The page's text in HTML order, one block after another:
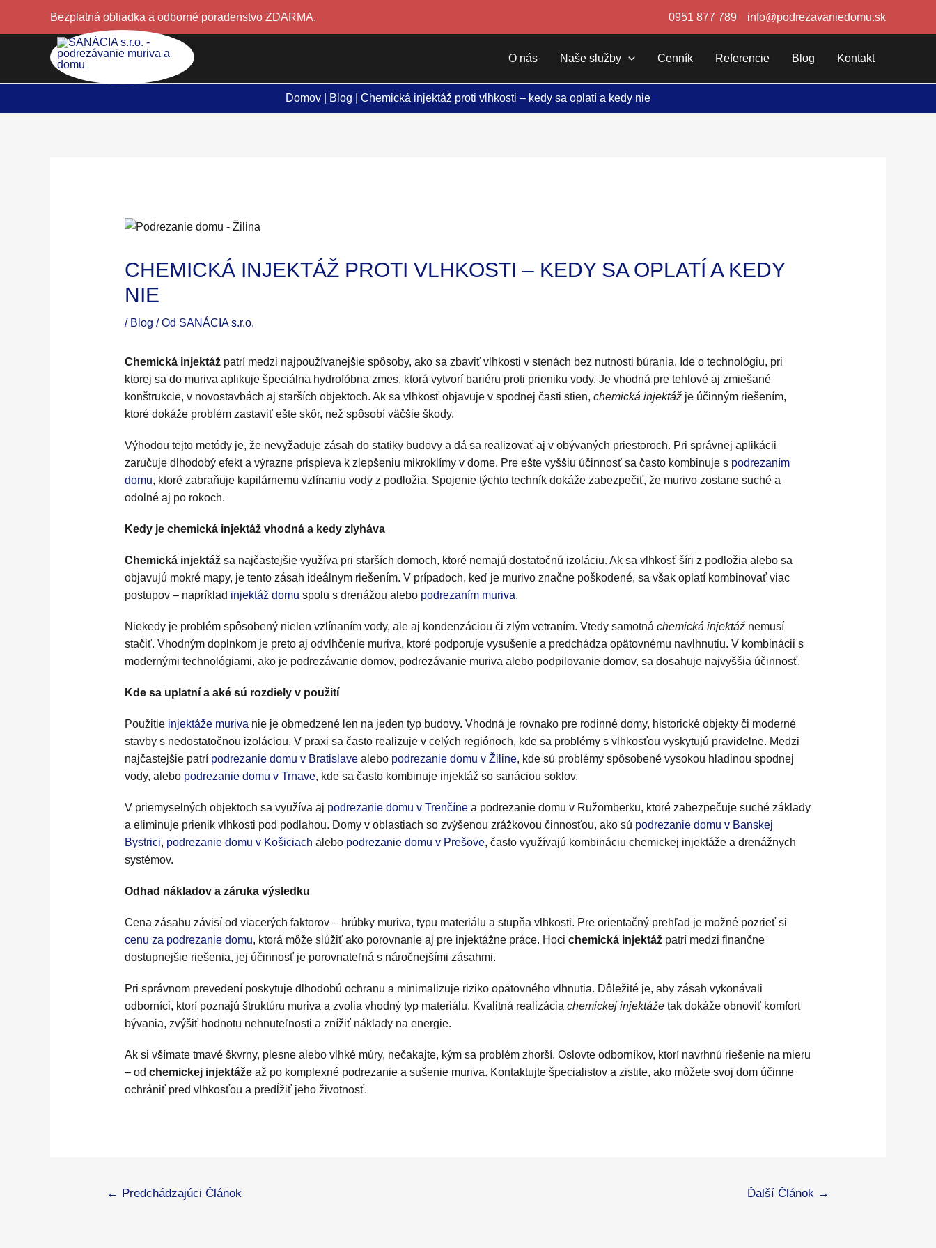
Bezplatná obliadka a odborné poradenstvo ZDARMA. 0951 877 789 info@podrezavaniedomu.sk
O nás Naše služby Cenník Referencie Blog Kontakt
Domov Blog Chemická injektáž proti vlhkosti – kedy sa oplatí a kedy nie
CHEMICKÁ INJEKTÁŽ PROTI VLHKOSTI – KEDY SA OPLATÍ A KEDY
NIE
/ Blog / Od SANÁCIA s.r.o.
Chemická injektážpatrí medzi najpoužívanejšie spôsoby, ako sa zbaviť vlhkosti v stenách bez nutnosti búrania. Ide o technológiu, pri
ktorej sa do muriva aplikuje špeciálna hydrofóbna zmes, ktorá vytvorí bariéru proti prieniku vody. Je vhodná pre tehlové aj zmiešané
konštrukcie, v novostavbách aj starších objektoch. Ak sa vlhkosť objavuje v spodnej časti stien, chemická injektáž je účinným riešením,
ktoré dokáže problém zastaviť ešte skôr, než spôsobí väčšie škody.
Výhodou tejto metódy je, že nevyžaduje zásah do statiky budovy a dá sa realizovať aj v obývaných priestoroch. Pri správnej aplikácii
zaručuje dlhodobý efekt a výrazne prispieva k zlepšeniu mikroklímy v dome. Pre ešte vyššiu účinnosť sa často kombinuje s podrezaním
domu, ktoré zabraňuje kapilárnemu vzlínaniu vody z podložia. Spojenie týchto techník dokáže zabezpečiť, že murivo zostane suché a
odolné aj po rokoch.
Kedy je chemická injektáž vhodná a kedy zlyháva
Chemická injektážsa najčastejšie využíva pri starších domoch, ktoré nemajú dostatočnú izoláciu. Ak sa vlhkosť šíri z podložia alebo sa
objavujú mokré mapy, je tento zásah ideálnym riešením. V prípadoch, keď je murivo značne poškodené, sa však oplatí kombinovať viac
postupov – napríklad injektáž domu spolu s drenážou alebo podrezaním muriva.
Niekedy je problém spôsobený nielen vzlínaním vody, ale aj kondenzáciou či zlým vetraním. Vtedy samotná chemická injektážnemusí
stačiť. Vhodným doplnkom je preto aj odvlhčenie muriva, ktoré podporuje vysušenie a predchádza opätovnému navlhnutiu. V kombinácii s
modernými technológiami, ako je podrezávanie domov, podrezávanie muriva alebo podpilovanie domov, sa dosahuje najvyššia účinnosť.
Kde sa uplatní a aké sú rozdiely v použití
Použitie injektáže muriva nie je obmedzené len na jeden typ budovy. Vhodná je rovnako pre rodinné domy, historické objekty či moderné
stavby s nedostatočnou izoláciou. V praxi sa často realizuje v celých regiónoch, kde sa problémy s vlhkosťou vyskytujú pravidelne. Medzi
najčastejšie patrí podrezanie domu v Bratislavealebo podrezanie domu v Žiline, kde sú problémy spôsobené vysokou hladinou spodnej
vody, alebo podrezanie domu v Trnave, kde sa často kombinuje injektáž so sanáciou soklov.
V priemyselných objektoch sa využíva aj podrezanie domu v Trenčínea podrezanie domu v Ružomberku, ktoré zabezpečuje suché základy
a eliminuje prienik vlhkosti pod podlahou. Domy v oblastiach so zvýšenou zrážkovou činnosťou, ako sú podrezanie domu v Banskej
Bystrici, podrezanie domu v Košiciach alebo podrezanie domu v Prešove, často využívajú kombináciu chemickej injektáže a drenážnych
systémov.
Odhad nákladov a záruka výsledku
Cena zásahu závisí od viacerých faktorov – hrúbky muriva, typu materiálu a stupňa vlhkosti. Pre orientačný prehľad je možné pozrieť si
cenu za podrezanie domu, ktorá môže slúžiť ako porovnanie aj pre injektážne práce. Hoci chemická injektážpatrí medzi finančne
dostupnejšie riešenia, jej účinnosť je porovnateľná s náročnejšími zásahmi.
Pri správnom prevedení poskytuje dlhodobú ochranu a minimalizuje riziko opätovného vlhnutia. Dôležité je, aby zásah vykonávali
odborníci, ktorí poznajú štruktúru muriva a zvolia vhodný typ materiálu. Kvalitná realizácia chemickej injektážetak dokáže obnoviť komfort
bývania, zvýšiť hodnotu nehnuteľnosti a znížiť náklady na energie.
Ak si všímate tmavé škvrny, plesne alebo vlhké múry, nečakajte, kým sa problém zhorší. Oslovte odborníkov, ktorí navrhnú riešenie na mieru
– od chemickej injektážeaž po komplexné podrezanie a sušenie muriva. Kontaktujte špecialistov a zistite, ako môžete svoj dom účinne
ochrániť pred vlhkosťou a predĺžiť jeho životnosť.
Navigácia
← Predchádzajúci Článok Ďalší Článok →